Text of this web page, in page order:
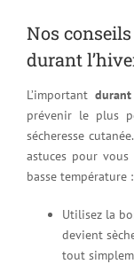
Nos
durant
L’important
prévenir le plus
sécheresse
astuces pour
basse température :
Utilisez la
devient
tout